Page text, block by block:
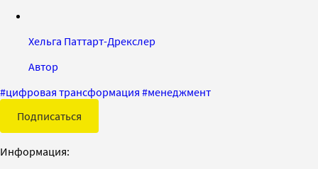
Хельга Паттарт-Дрекслер
Автор
#цифровая трансформация #менеджмент
Подписаться
Информация: